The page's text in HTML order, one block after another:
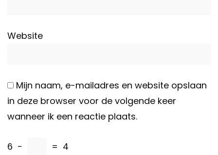
Website
Mijn naam, e-mailadres en website opslaan
in deze browser voor de volgende keer
wanneer ik een reactie plaats.
6 − = 4